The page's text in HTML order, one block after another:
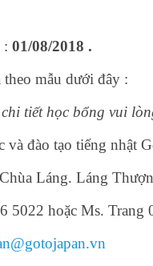
: 01/08/2018 .
mẫu dưới đây :
tiết học bổng vui
và đào tạo tiếng nhật
Láng. Láng
5022 hoặc Ms. Trang